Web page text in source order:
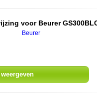
voor Beurer
Beurer